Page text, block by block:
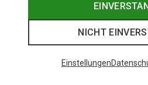
NICHT
Einstellungen